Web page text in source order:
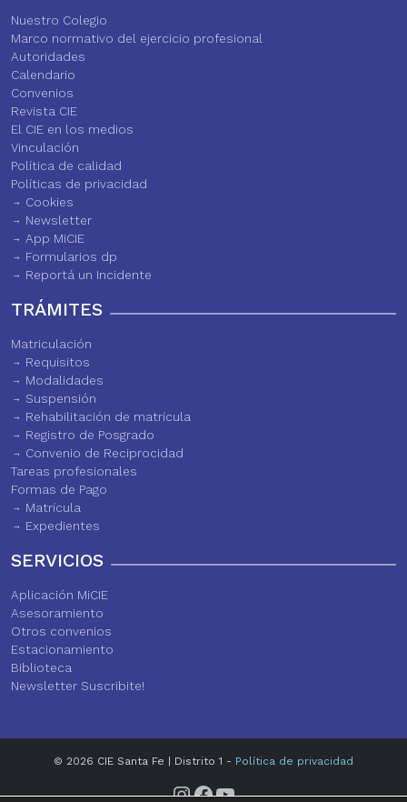
Nuestro Colegio
Marco normativo del ejercicio profesional
Autoridades
Calendario
Convenios
Revista CIE
El CIE en los medios
Vinculación
Política de calidad
Políticas de privacidad
Cookies
Newsletter
App MiCIE
Formularios dp
Reportá un Incidente
TRÁMITES
Matriculación
Requisitos
Modalidades
Suspensión
Rehabilitación de matrícula
Registro de Posgrado
Convenio de Reciprocidad
Tareas profesionales
Formas de Pago
Matrícula
Expedientes
SERVICIOS
Aplicación MiCIE
Asesoramiento
Otros convenios
Estacionamiento
Biblioteca
Newsletter Suscribite!
© 2026 CIE Santa Fe | Distrito 1 - Política de privacidad
Instagram
Facebook
YouTube